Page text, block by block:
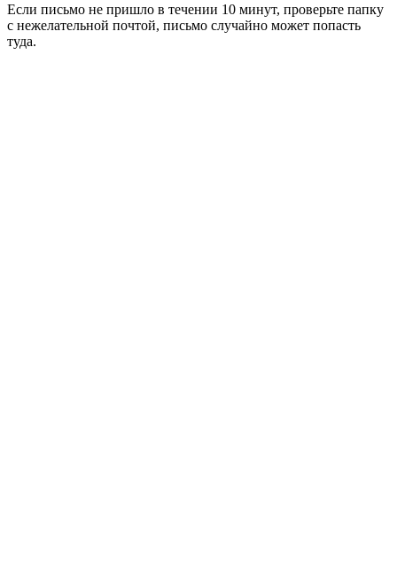
Если письмо не пришло в течении 10 минут, проверьте папку
с нежелательной почтой, письмо случайно может попасть
туда.